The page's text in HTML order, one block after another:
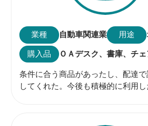
業種 自動車関連業 用途
購入品 ＯＡデスク、書庫、チ
条件に合う商品があったし、配達
してくれた。今後も積極的に利用し